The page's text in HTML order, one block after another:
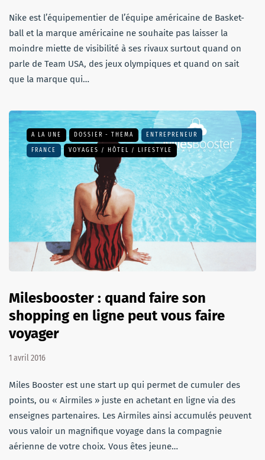
Nike est l’équipementier de l’équipe américaine de Basket-
ball et la marque américaine ne souhaite pas laisser la
moindre miette de visibilité à ses rivaux surtout quand on
parle de Team USA, des jeux olympiques et quand on sait
que la marque qui…
A LA UNE DOSSIER - THEMA ENTREPRENEUR
FRANCE VOYAGES / HÔTEL / LIFESTYLE
Milesbooster : quand faire son
shopping en ligne peut vous faire
voyager
1 avril 2016
Miles Booster est une start up qui permet de cumuler des
points, ou « Airmiles » juste en achetant en ligne via des
enseignes partenaires. Les Airmiles ainsi accumulés peuvent
vous valoir un magnifique voyage dans la compagnie
aérienne de votre choix. Vous êtes jeune…